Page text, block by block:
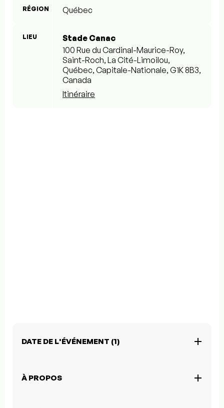
RÉGION Québec
LIEU
Stade Canac
100 Rue du Cardinal-Maurice-Roy,
Saint-Roch, La Cité-Limoilou,
Québec, Capitale-Nationale, G1K 8B3,
Canada
Itinéraire
DATE DE L'ÉVÉNEMENT (1)
À PROPOS